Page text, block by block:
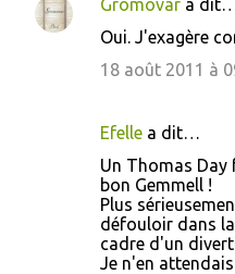
Gromovar a
Oui. J'exagère
18 août 2011 à
Efelle a dit…
Un Thomas Day
bon Gemmell !
Plus
défouloir dans
cadre d'un
Je n'en